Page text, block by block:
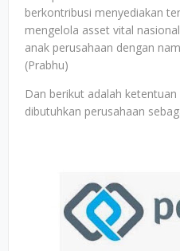
berkontribusi menyediakan
mengelola asset vital
anak perusahaan dengan
(Prabhu)
Dan berikut adalah
dibutuhkan perusahaan